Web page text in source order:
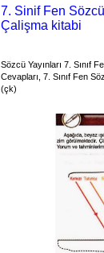
7. Sinif Fen
Çalişma kitabi
Sözcü Yayınları 7. Sınıf
Cevapları, 7. Sınıf Fen
(çk)